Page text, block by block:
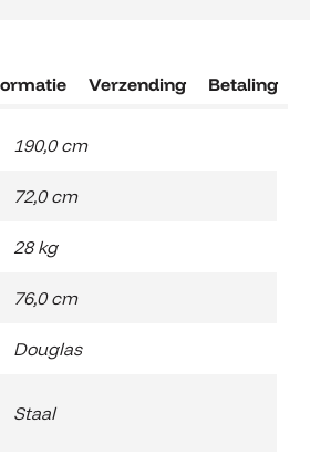
Verzending Betaling
190,0 cm
72,0 cm
28 kg
76,0 cm
Douglas
Staal